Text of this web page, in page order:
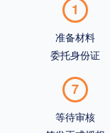
1
准备材料
委托身份证
7
等待审核